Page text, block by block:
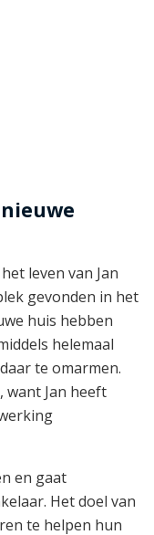
nieuwe
leven van Jan
gevonden in het
huis hebben
helemaal
te omarmen.
Jan heeft
en gaat
Het doel van
te helpen hun